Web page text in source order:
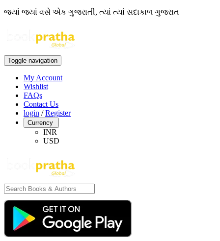
જ્યાં જ્યાં વસે એક ગુજરાતી, ત્યાં ત્યાં સદાકાળ ગુજરાત
Toggle navigation
My Account
Wishlist
FAQs
Contact Us
login /Register
Currency
INR
USD